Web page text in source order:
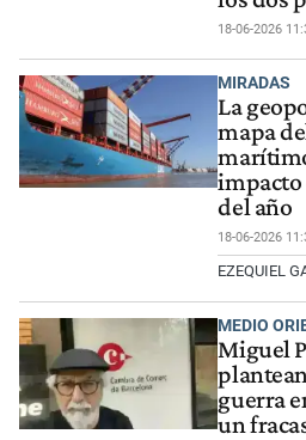
18-06-2026
MIRADAS
La
mapa
impacto
del año
18-06-2026
EZEQUIEL
MEDIO
Miguel
guerra
un